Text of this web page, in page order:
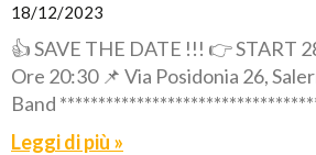
18/12/2023
👍 SAVE THE DATE !!! 👉 START
Ore 20:30 📌 Via Posidonia 26,
Band
Leggi di più »